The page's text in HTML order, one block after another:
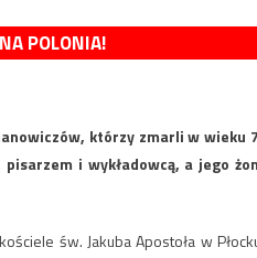
POLONIA!
którzy zmarli w wieku
i wykładowcą, a jego
św. Jakuba Apostoła w